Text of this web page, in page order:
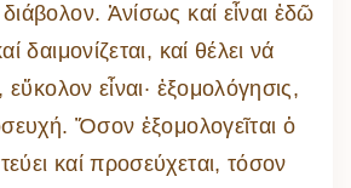
Ἀνίσως καί εἶναι ἐδῶ
δαιμονίζεται, καί θέλει νά
εὔκολον εἶναι· ἐξομολόγησις,
Ὅσον ἐξομολογεῖται ὁ
καί προσεύχεται, τόσον